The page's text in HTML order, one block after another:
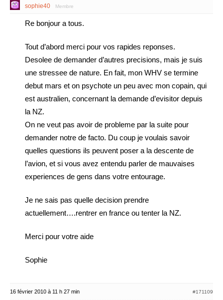
sophie40 Membre
Re bonjour a tous.
Tout d’abord merci pour vos rapides reponses.
Desolee de demander d’autres precisions, mais je suis
une stressee de nature. En fait, mon WHV se termine
debut mars et on psychote un peu avec mon copain, qui
est australien, concernant la demande d’evisitor depuis
la NZ.
On ne veut pas avoir de probleme par la suite pour
demander notre de facto. Du coup je voulais savoir
quelles questions ils peuvent poser a la descente de
l’avion, et si vous avez entendu parler de mauvaises
experiences de gens dans votre entourage.
Je ne sais pas quelle decision prendre
actuellement….rentrer en france ou tenter la NZ.
Merci pour votre aide
Sophie
16 février 2010 à 11 h 27 min #171109